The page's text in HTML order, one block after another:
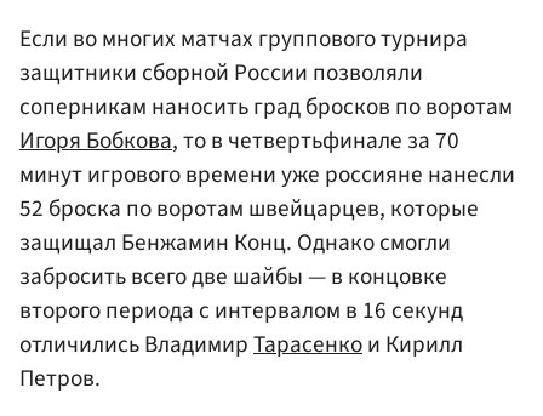
Если во многих матчах группового турнира
защитники сборной России позволяли
соперникам наносить град бросков по воротам
Игоря Бобкова, то в четвертьфинале за 70
минут игрового времени уже россияне нанесли
52 броска по воротам швейцарцев, которые
защищал Бенжамин Конц. Однако смогли
забросить всего две шайбы — в концовке
второго периода с интервалом в 16 секунд
отличились ВладимирТарасенкои Кирилл
Петров.